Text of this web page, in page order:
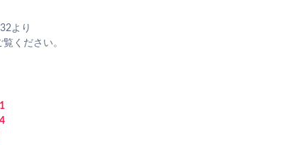
より
覧ください。